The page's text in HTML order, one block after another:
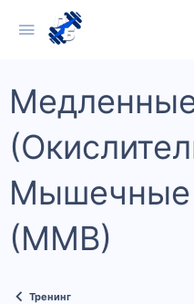
Мышечные
(ММВ)
Тренинг